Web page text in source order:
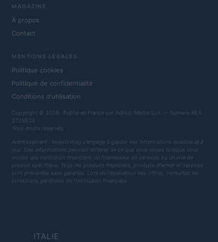
MAGAZINE
À propos
Contact
MENTIONS LÉGALES
Politique cookies
Politique de confidentialité
Conditions d'utilisation
Copyright © 2026 · Publié en France par AdHub Media S.r.l. — Numero REA
2729933
Tous droits réservés
Avertissement : Investirmag s'engage à garder vos informations exactes et à
jour. Ces informations peuvent différer de ce que vous voyez lorsque vous
visitez une institution financière, un fournisseur de services ou un site de
produit spécifique. Tous les produits financiers, produits d'achat et services
sont présentés sans garantie. Lors de l'évaluation des offres, consultez les
conditions générales de l'institution financière.
ITALIE